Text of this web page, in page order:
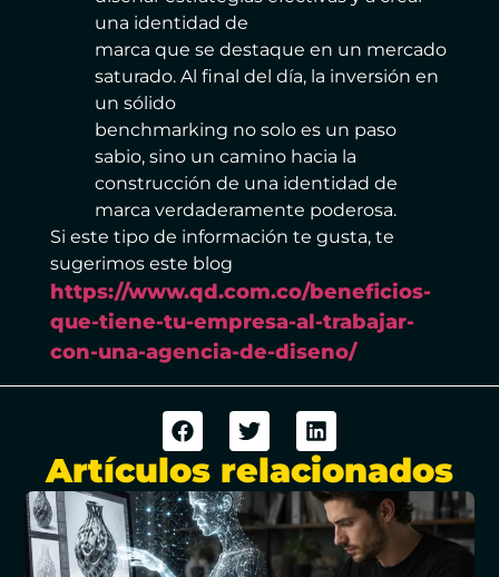
una identidad de
marca que se destaque en un mercado
saturado. Al final del día, la inversión en
un sólido
benchmarking no solo es un paso
sabio, sino un camino hacia la
construcción de una identidad de
marca verdaderamente poderosa.
Si este tipo de información te gusta, te
sugerimos este blog
https://www.qd.com.co/beneficios-
que-tiene-tu-empresa-al-trabajar-
con-una-agencia-de-diseno/
Artículos relacionados